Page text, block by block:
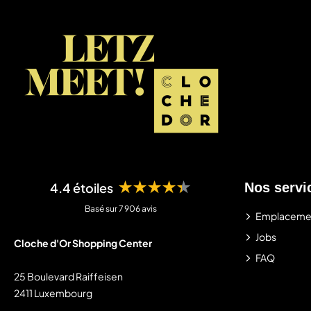
4.4 étoiles ★★★★★
Basé sur 7 906 avis
Cloche d'Or Shopping Center
25 Boulevard Raiffeisen
2411 Luxembourg
Nos
Jobs
FAQ